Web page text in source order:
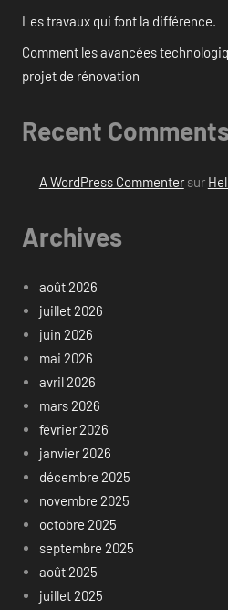
Les travaux qui font la différence.
Comment les avancées
projet de rénovation
Recent
A WordPress Commentersur
Archives
août 2026
juillet 2026
juin 2026
mai 2026
avril 2026
mars 2026
février 2026
janvier 2026
décembre 2025
novembre 2025
octobre 2025
septembre 2025
août 2025
juillet 2025